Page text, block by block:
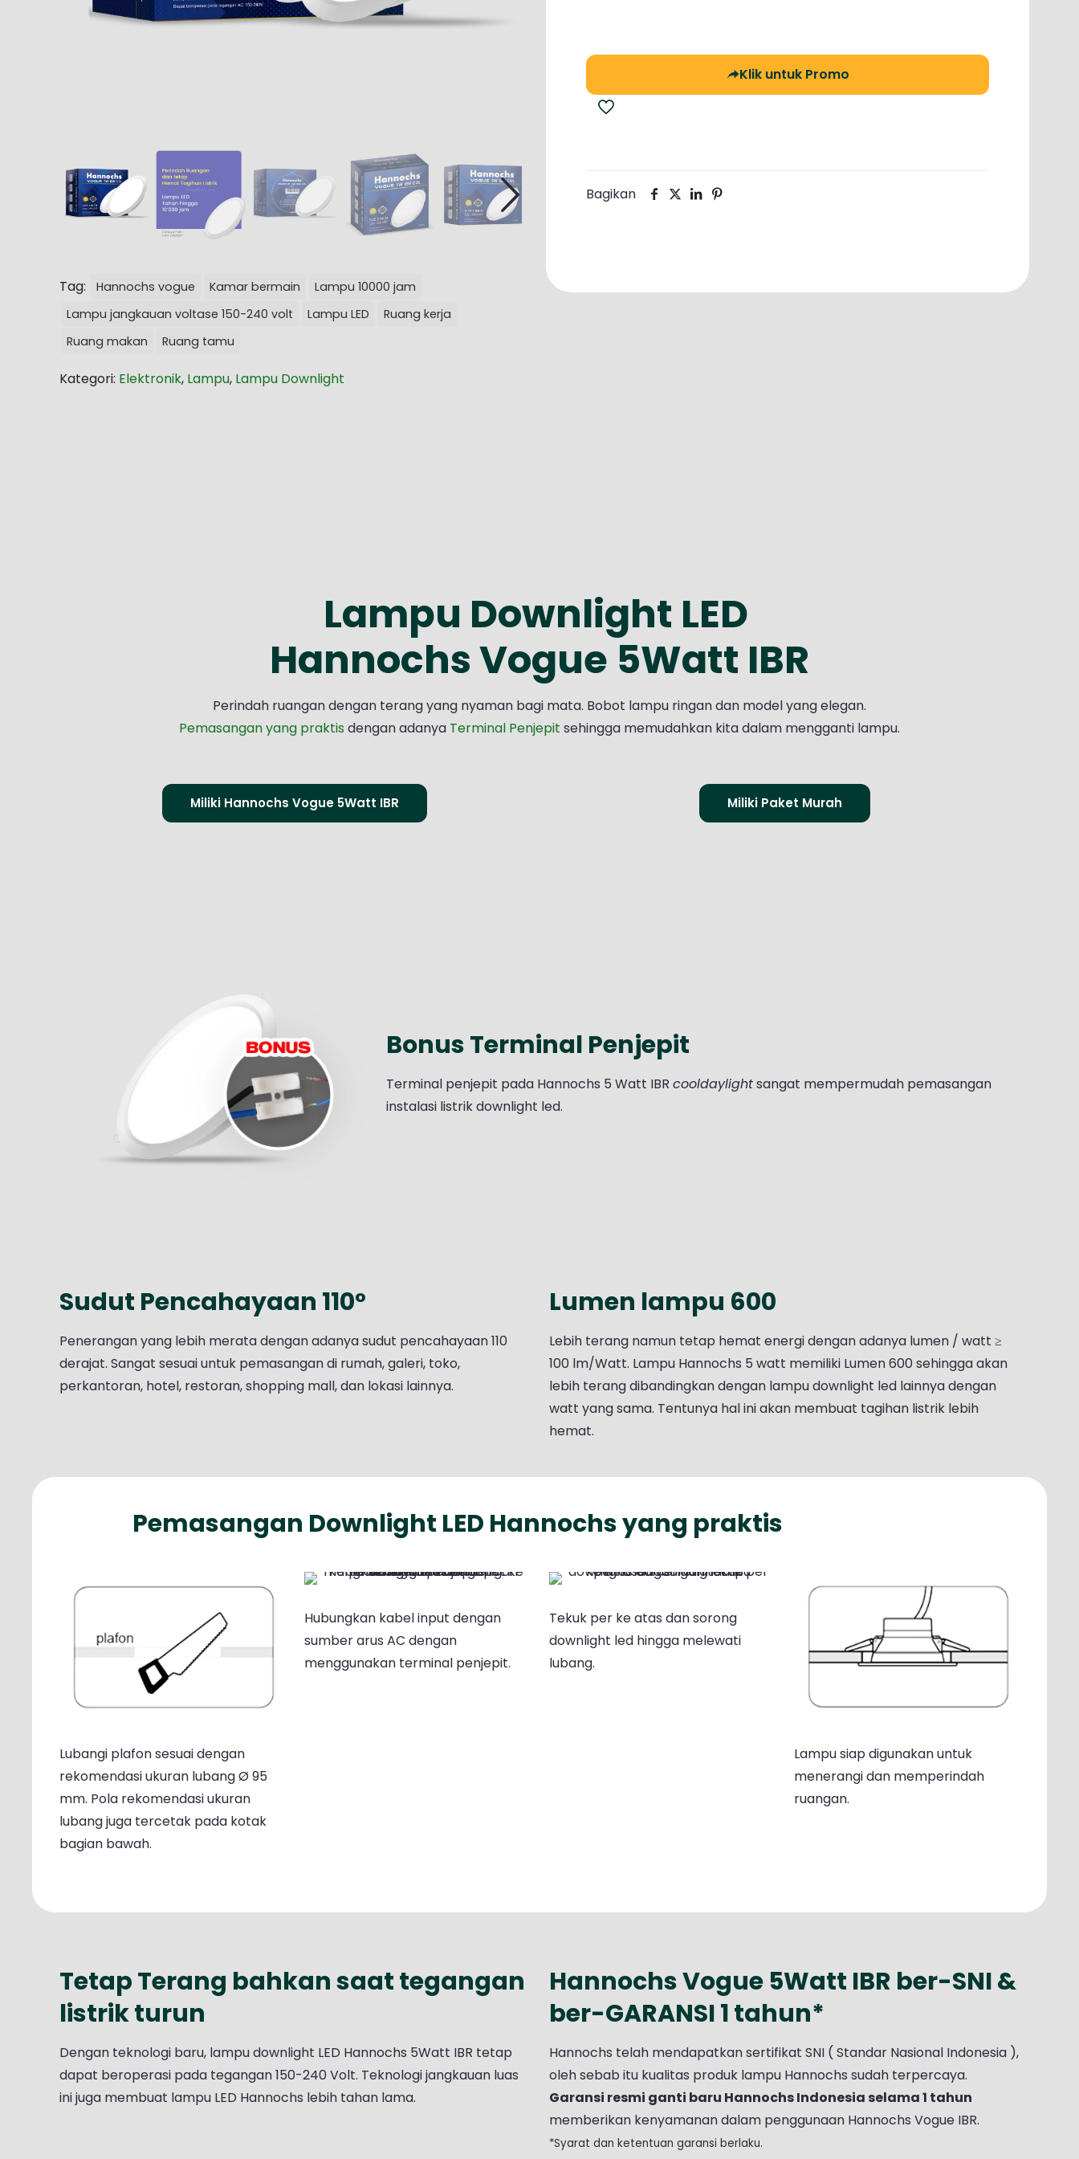
Tag: Hannochs vogue Kamar bermain
Lampu 10000 jam
Lampu jangkauan voltase 150-240 volt
Lampu LED
Ruang kerja
Ruang makan
Ruang tamu
Kategori: Elektronik, Lampu, Lampu Downlight
Klik untuk Promo
Bagikan
Lampu Downlight LED
Hannochs Vogue 5Watt IBR
Perindah ruangan dengan terang yang nyaman bagi mata. Bobot lampu ringan dan model yang elegan.
Pemasangan yang praktis dengan adanya Terminal Penjepit sehingga memudahkan kita dalam mengganti lampu.
Miliki Hannochs Vogue 5Watt IBR Miliki Paket Murah
Bonus Terminal Penjepit
Terminal penjepit pada Hannochs 5 Watt IBR cooldaylightsangat mempermudah pemasangan
instalasi listrik downlight led.
Sudut Pencahayaan 110°
Penerangan yang lebih merata dengan adanya sudut pencahayaan 110
derajat. Sangat sesuai untuk pemasangan di rumah, galeri, toko,
perkantoran, hotel, restoran, shopping mall, dan lokasi lainnya.
Lumen lampu 600
Lebih terang namun tetap hemat energi dengan adanya lumen / watt ≥
100 lm/Watt. Lampu Hannochs 5 watt memiliki Lumen 600 sehingga akan
lebih terang dibandingkan dengan lampu downlight led lainnya dengan
watt yang sama. Tentunya hal ini akan membuat tagihan listrik lebih
hemat.
Pemasangan Downlight LED Hannochs yang praktis
Lubangi plafon sesuai dengan
rekomendasi ukuran lubang Ø 95
mm. Pola rekomendasi ukuran
lubang juga tercetak pada kotak
bagian bawah.
Hubungkan kabel input dengan
sumber arus AC dengan
menggunakan terminal penjepit.
Tekuk per ke atas dan sorong
downlight led hingga melewati
lubang.
Lampu siap digunakan untuk
menerangi dan memperindah
ruangan.
Tetap Terang bahkan saat tegangan
listrik turun
Dengan teknologi baru, lampu downlight LED Hannochs 5Watt IBR tetap
dapat beroperasi pada tegangan 150-240 Volt. Teknologi jangkauan luas
ini juga membuat lampu LED Hannochs lebih tahan lama.
Hannochs Vogue 5Watt IBR ber-SNI &
ber-GARANSI 1 tahun*
Hannochs telah mendapatkan sertifikat SNI ( Standar Nasional Indonesia ),
oleh sebab itu kualitas produk lampu Hannochs sudah terpercaya.
Garansi resmi ganti baru Hannochs Indonesia selama 1 tahun
memberikan kenyamanan dalam penggunaan Hannochs Vogue IBR.
*Syarat dan ketentuan garansi berlaku.